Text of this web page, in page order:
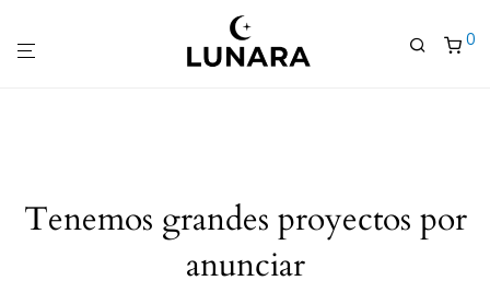
0
Tenemos grandes proyectos por
anunciar